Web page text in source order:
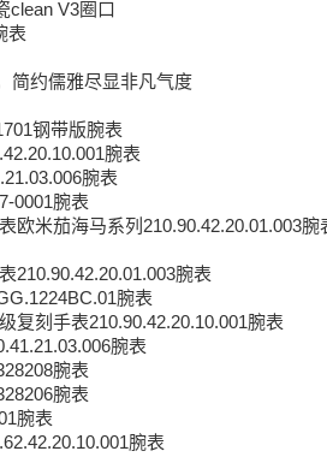
clean V3圈口
表
简约儒雅尽显非凡气度
钢带版腕表
腕表
腕表
0001腕表
欧米茄海马系列210.90.42.20.01.003腕
210.90.42.20.01.003腕表
腕表
复刻手表210.90.42.20.10.001腕表
腕表
腕表
腕表
腕表
腕表